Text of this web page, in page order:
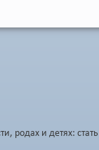
родах и детях: